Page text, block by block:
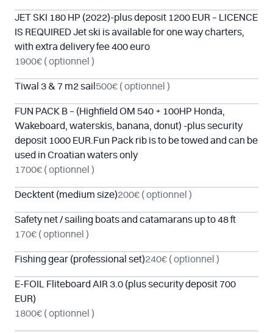
JET SKI 180 HP (2022)-plus deposit 1200 EUR – LICENCE
IS REQUIRED Jet ski is available for one way charters,
with extra delivery fee 400 euro
1900€ ( optionnel )
Tiwal 3 & 7 m2 sail 500€ ( optionnel )
FUN PACK B – (Highfield OM 540 + 100HP Honda,
Wakeboard, waterskis, banana, donut) -plus security
deposit 1000 EUR.Fun Pack rib is to be towed and can be
used in Croatian waters only
1700€ ( optionnel )
Decktent (medium size)200€ ( optionnel )
Safety net / sailing boats and catamarans up to 48 ft
170€ ( optionnel )
Fishing gear (professional set)240€ ( optionnel )
E-FOIL Fliteboard AIR 3.0 (plus security deposit 700
EUR)
1800€ ( optionnel )